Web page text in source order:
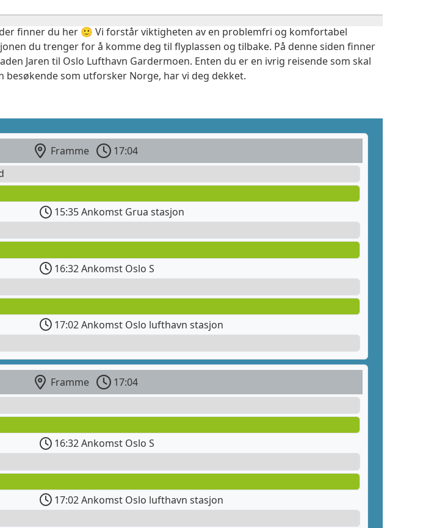
finner du her 🙂 Vi forstår viktigheten av en problemfri og komfortabel
du trenger for å komme deg til flyplassen og tilbake. På denne siden finner
Jaren til Oslo Lufthavn Gardermoen. Enten du er en ivrig reisende som skal
som utforsker Norge, har vi deg dekket.
Framme
17:04
15:35 Ankomst Grua stasjon
16:32 Ankomst Oslo S
17:02 Ankomst Oslo lufthavn stasjon
Framme
17:04
16:32 Ankomst Oslo S
17:02 Ankomst Oslo lufthavn stasjon